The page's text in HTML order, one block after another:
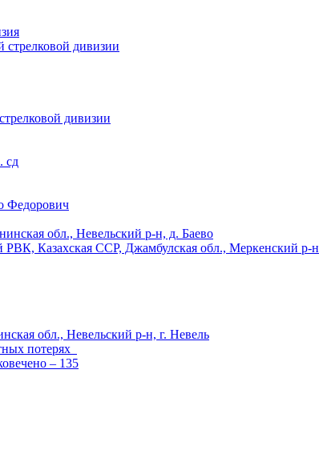
стрелковой дивизии
дивизии
сд
Федорович
обл., Невельский р-н, д. Баево
Казахская ССР, Джамбулская обл., Меркенский р-н
обл., Невельский р-н, г. Невель
потерях
– 135